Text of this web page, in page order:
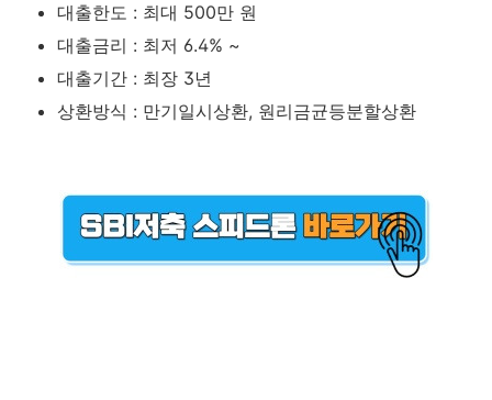
대출한도 : 최대 500만 원
대출금리 : 최저 6.4% ~
대출기간 : 최장 3년
상환방식 : 만기일시상환, 원리금균등분할상환